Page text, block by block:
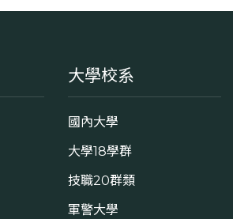
大學校系
國內大學
大學18學群
技職20群類
軍警大學